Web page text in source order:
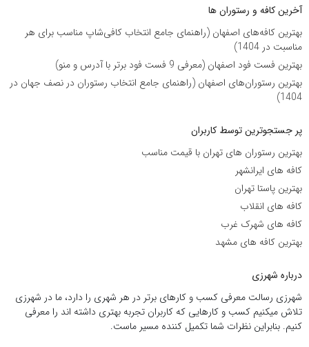
آخرین کافه و رستوران ها
بهترین کافه‌های اصفهان (راهنمای جامع انتخاب کافی‌شاپ مناسب برای هر
مناسبت در 1404)
بهترین فست فود اصفهان (معرفی 9 فست فود برتر با آدرس و منو)
بهترین رستوران‌های اصفهان (راهنمای جامع انتخاب رستوران در نصف جهان در
1404)
پر جستجوترین توسط کاربران
بهترین رستوران های تهران با قیمت مناسب
کافه های ایرانشهر
بهترین پاستا تهران
کافه های انقلاب
کافه های شهرک غرب
بهترین کافه های مشهد
درباره شهرزی
شهرزی رسالت معرفی کسب و کارهای برتر در هر شهری را دارد، ما در شهرزی
تلاش میکنیم کسب و کارهایی که کاربران تجربه بهتری داشته اند را معرفی
کنیم. بنابراین نظرات شما تکمیل کننده مسیر ماست.